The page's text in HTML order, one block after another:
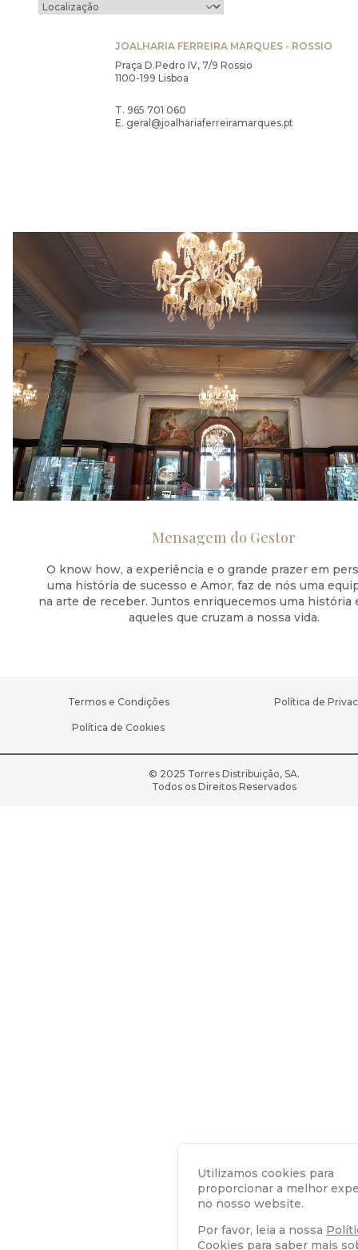
JOALHARIA FERREIRA MARQUES - ROSSIO
Praça D.Pedro IV, 7/9 Rossio
1100-199 Lisboa
T. 965 701 060
E. geral@joalhariaferreiramarques.pt
Mensagem do Gestor
O know how, a experiência e o grande prazer em
uma história de sucesso e Amor, faz de nós uma
na arte de receber. Juntos enriquecemos uma história
aqueles que cruzam a nossa vida.
Termos e Condições Política de
Política de Cookies
© 2025 Torres Distribuição, SA.
Todos os Direitos Reservados
Utilizamos cookies para
proporcionar a melhor
no nosso website.
Por favor, leia a nossa
Cookies para saber mais